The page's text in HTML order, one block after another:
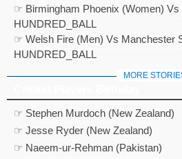
☞ Birmingham Phoenix (Women)
HUNDRED_BALL
☞ Welsh Fire (Men) Vs Manchester
HUNDRED_BALL
MORE
☞ Stephen Murdoch (New Zealand)
☞ Jesse Ryder (New Zealand)
☞ Naeem-ur-Rehman (Pakistan)